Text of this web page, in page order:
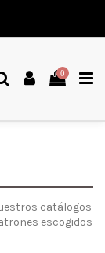
0
catálogos
escogidos